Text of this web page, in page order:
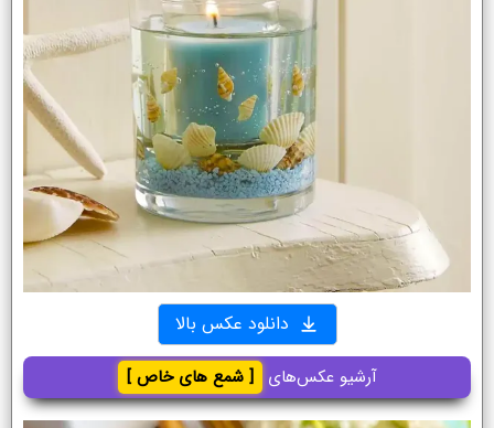
دانلود عکس بالا
آرشیو عکس‌های [ شمع های خاص ]